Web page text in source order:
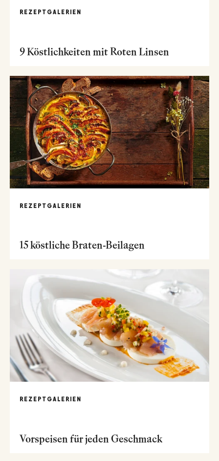
REZEPTGALERIEN
9 Köstlichkeiten mit Roten Linsen
REZEPTGALERIEN
15 köstliche Braten-Beilagen
REZEPTGALERIEN
Vorspeisen für jeden Geschmack